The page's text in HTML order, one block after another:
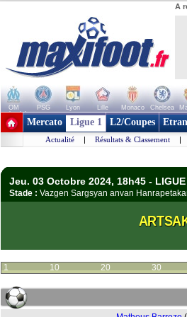
A
OM PSG Lyon Lille Monaco Chelsea
+ de clubs
Mercato Ligue 1 L2/Coupes
Actualité | Résultats & Classement |
Jeu. 03 Octobre 2024, 18h45 -
Stade : Vazgen Sargsyan anvan
1 10 20 30